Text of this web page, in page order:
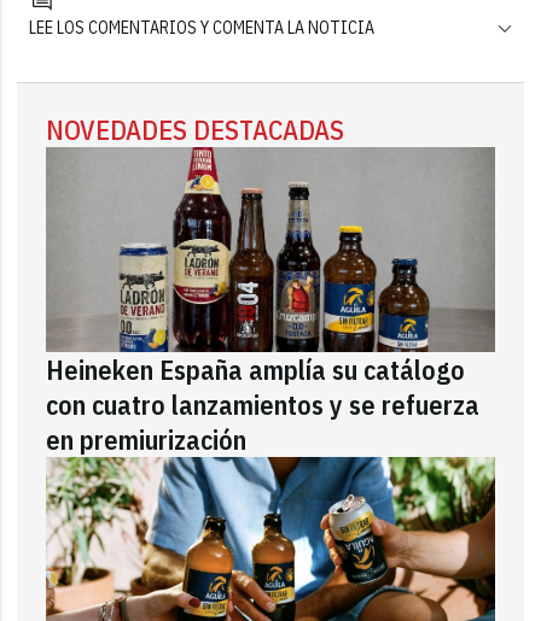
LEE LOS COMENTARIOS Y COMENTA LA NOTICIA
NOVEDADES DESTACADAS
Heineken España amplía su catálogo
con cuatro lanzamientos y se refuerza
en premiurización